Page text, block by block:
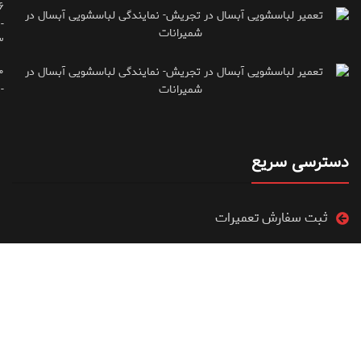
-
-
دسترسی سریع
ثبت سفارش تعمیرات
ویدیو آموزشی تعمیرات